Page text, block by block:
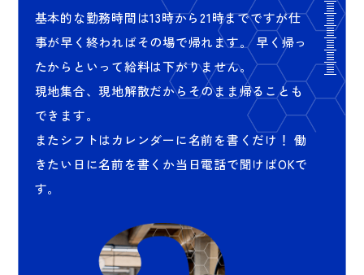
基本的な勤務時間は13時から21時までですが仕
事が早く終わればその場で帰れます。早く帰っ
たからといって給料は下がりません。
現地集合、現地解散だからそのまま帰ることも
できます。
またシフトはカレンダーに名前を書くだけ！ 働
きたい日に名前を書くか当日電話で聞けばOKで
す。